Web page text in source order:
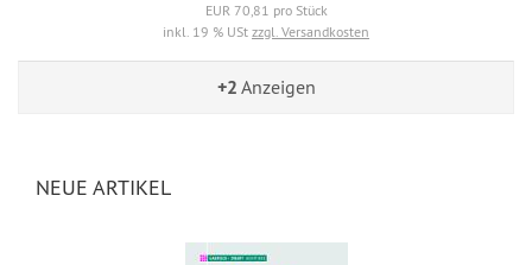
EUR 70,81 pro Stück
inkl. 19 % USt zzgl. Versandkosten
+2 Anzeigen
NEUE ARTIKEL